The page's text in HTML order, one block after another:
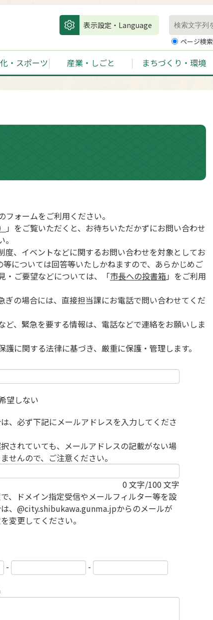
表示設定・Language
ページ検索
・スポーツ 産業・しごと まちづくり・環境
ォームをご利用ください。
」をご覧いただくと、お待ちいただかずにお問い合わせ
、イベントなどに関するお問い合わせを対象としてお
については回答等いたしかねますので、あらかじめご
・ご要望などについては、「市長への投書箱」をご利用
の場合には、直接担当課にお電話で問い合わせてくだ
、緊急を要する情報は、電話などで連絡をお願いしま
に関する法律に基づき、厳重に保護・管理します。
望しない
、必ず下記にメールアドレスを入力してくださ
されていても、メールアドレスの記載がない場
せんので、ご注意ください。
0 文字/100 文字
、ドメイン指定受信やメールフィルター等を設
、@city.shibukawa.gunma.jpからのメールが
変更してください。
- -